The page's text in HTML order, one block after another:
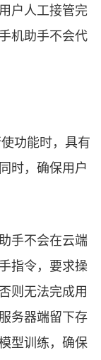
户人工接管完
机助手不会代
功能时，具有
时，确保用户
手不会在云端
指令，要求操
则无法完成用
务器端留下存
型训练，确保